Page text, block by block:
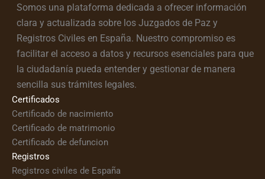
Somos una plataforma dedicada a ofrecer información
clara y actualizada sobre los Juzgados de Paz y
Registros Civiles en España. Nuestro compromiso es
facilitar el acceso a datos y recursos esenciales para que
la ciudadanía pueda entender y gestionar de manera
sencilla sus trámites legales.
Certificados
Certificado de nacimiento
Certificado de matrimonio
Certificado de defuncion
Registros
Registros civiles de España